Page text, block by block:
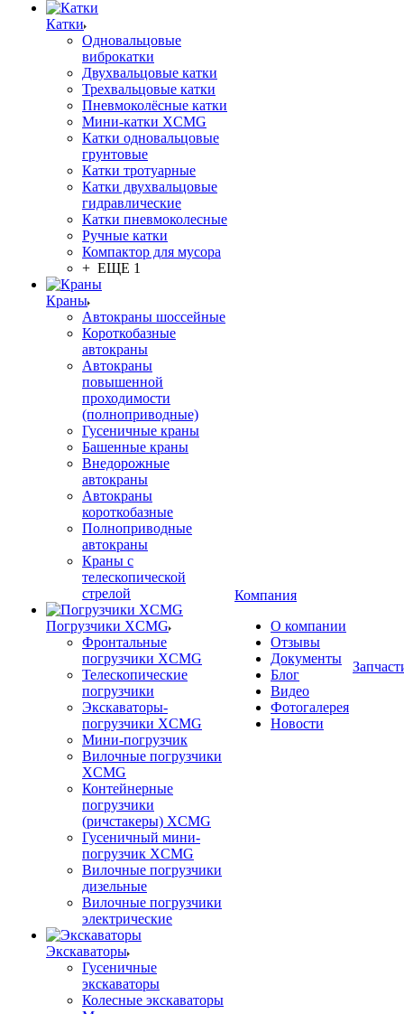
Катки
Одновальцовые
виброкатки
Двухвальцовые катки
Трехвальцовые катки
Пневмоколёсные катки
Мини-катки XCMG
Катки одновальцовые
грунтовые
Катки тротуарные
Катки двухвальцовые
гидравлические
Катки пневмоколесные
Ручные катки
Компактор для мусора
+ ЕЩЕ 1
Краны
Автокраны шоссейные
Короткобазные
автокраны
Автокраны
повышенной
проходимости
(полноприводные)
Гусеничные краны
Башенные краны
Внедорожные
автокраны
Автокраны
короткобазные
Полноприводные
автокраны
Краны с
телескопической
стрелой
Погрузчики XCMG
Фронтальные
погрузчики XCMG
Телескопические
погрузчики
Экскаваторы-
погрузчики XCMG
Мини-погрузчик
Вилочные погрузчики
XCMG
Контейнерные
погрузчики
(ричстакеры) XCMG
Гусеничный мини-
погрузчик XCMG
Вилочные погрузчики
дизельные
Вилочные погрузчики
электрические
Экскаваторы
Гусеничные
экскаваторы
Колесные экскаваторы
Компания
О компании
Отзывы
Документы
Блог
Видео
Фотогалерея
Новости